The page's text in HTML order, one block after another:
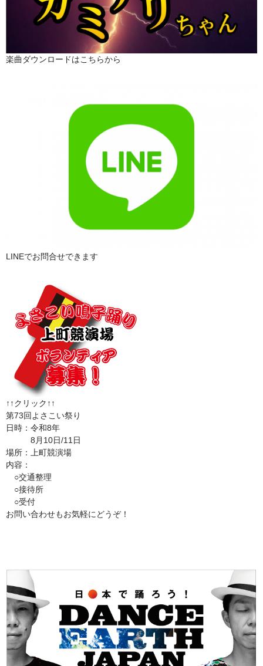
楽曲ダウンロードはこちらから
LINEでお問合せできます
↑↑クリック↑↑
第73回よさこい祭り
日時：令和8年
8月10日/11日
場所：上町競演場
内容：
○交通整理
○接待所
○受付
お問い合わせもお気軽にどうぞ！